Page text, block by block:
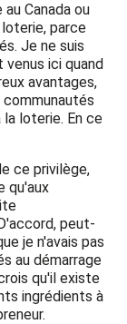
Canada ou
parce
Je ne suis
venus ici quand
avantages,
la loterie. En ce
ce privilège,
qu'aux
peut-
je n'avais pas
au démarrage
qu'il existe
ingrédients à